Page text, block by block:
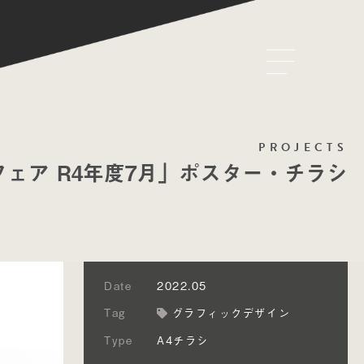
PROJECTS
ア R4年度7月」ポスター・チラシ
Date
2022.05
Tag
グラフィックデザイン
Type
A4チラシ